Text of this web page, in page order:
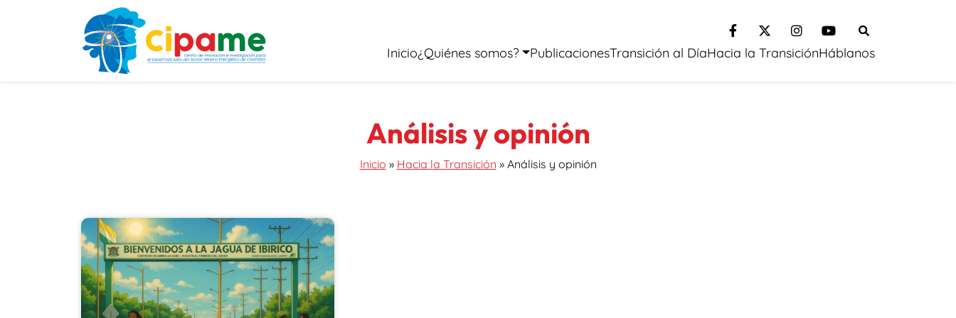
Inicio¿Quiénes somos? PublicacionesTransición al DíaHacia la TransiciónHáblanos
Análisis y opinión
Inicio » Hacia la Transición » Análisis y opinión